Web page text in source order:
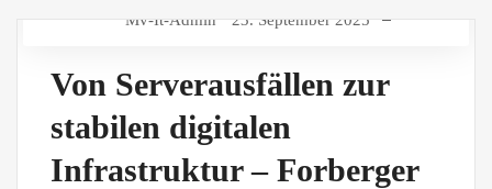
Mv-It-Admin 23. September 2025
Von Serverausfällen zur
stabilen digitalen
Infrastruktur – Forberger